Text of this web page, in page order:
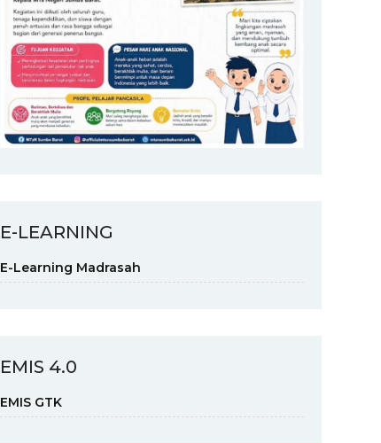
E-LEARNING
E-Learning Madrasah
EMIS 4.0
EMIS GTK